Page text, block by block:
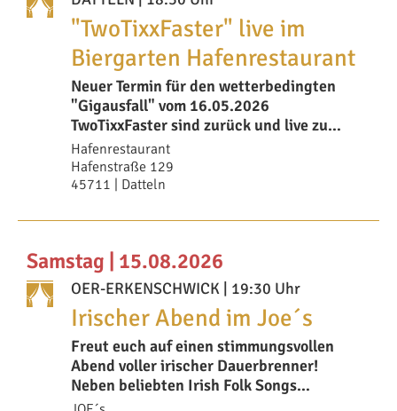
"TwoTixxFaster" live im
Biergarten Hafenrestaurant
Neuer Termin für den wetterbedingten
"Gigausfall" vom 16.05.2026
TwoTixxFaster sind zurück und live zu
sehen/hören
Hafenrestaurant
Hafenstraße 129
45711 | Datteln
Samstag | 15.08.2026
OER-ERKENSCHWICK | 19:30 Uhr
Irischer Abend im Joe´s
Freut euch auf einen stimmungsvollen
Abend voller irischer Dauerbrenner!
Neben beliebten Irish Folk Songs
erwarten euch auch